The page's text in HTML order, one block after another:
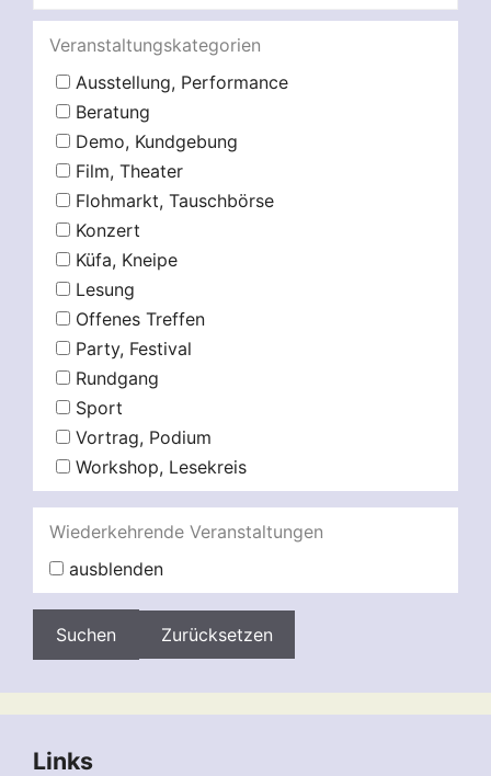
Veranstaltungskategorien
Ausstellung, Performance
Beratung
Demo, Kundgebung
Film, Theater
Flohmarkt, Tauschbörse
Konzert
Küfa, Kneipe
Lesung
Offenes Treffen
Party, Festival
Rundgang
Sport
Vortrag, Podium
Workshop, Lesekreis
Wiederkehrende Veranstaltungen
ausblenden
Zurücksetzen
Links